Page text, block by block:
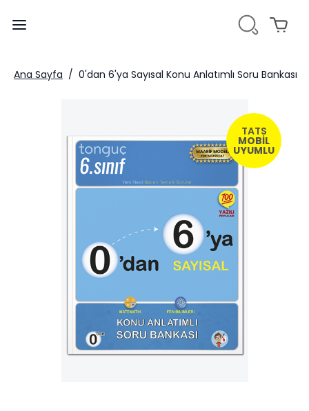
Ana Sayfa / 0'dan 6'ya Sayısal Konu Anlatımlı Soru Bankası
TATS
MOBİL
UYUMLU